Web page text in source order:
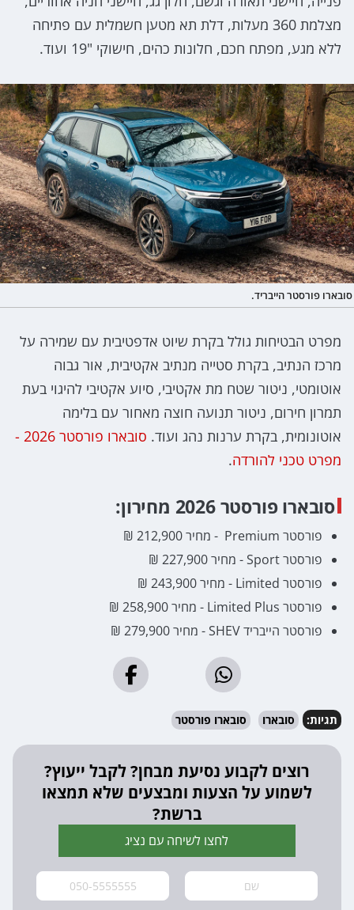
מצלמת 360 מעלות, דלת תא מטען חשמלית עם פתיחה
ללא מגע, מפתח חכם, חלונות כהים, חישוקי "19 ועוד.
סובארו פורסטר הייבריד.
מפרט הבטיחות גולל בקרת שיוט אדפטיבית עם שמירה על
מרכז הנתיב, בקרת סטייה מנתיב אקטיבית, אור גבוה
אוטומטי, ניטור שטח מת אקטיבי, סיוע אקטיבי להיגוי בעת
תמרון חירום, ניטור תנועה חוצה מאחור עם בלימה
אוטונומית, בקרת ערנות נהג ועוד.
סובארו פורסטר 2026 -
מפרט טכני להורדה.
סובארו פורסטר 2026 מחירון:
פורסטר Premium - מחיר 212,900 ₪
פורסטר Sport - מחיר 227,900 ₪
פורסטר Limited - מחיר 243,900 ₪
פורסטר Limited Plus - מחיר 258,900 ₪
פורסטר הייבריד SHEV - מחיר 279,900 ₪
תגיות: סובארו סובארו פורסטר
רוצים לקבוע נסיעת מבחן? לקבל ייעוץ?
לשמוע על הצעות ומבצעים שלא תמצאו
ברשת?
לחצו לשיחה עם נציג